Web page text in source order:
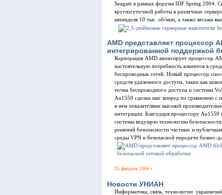
Seagate в рамках форума IDF Spring 2004.
круглосуточной работы в различных
шпинделя 10 тыс. об/мин, а также весьма
AMD представляет процессор
интегрированной поддержкой
Корпорация AMD анонсирует процессор
настоятельную потребность клиентов в
беспроводных сетей. Новый процессор
средств удаленного доступа, таких как
точки беспроводного доступа и системы
Au1550 сделан шаг вперед по сравнению
в нем показателями высокой
интеграции. Благодаря процессору Au1550
системы ведущую технологию
решений безопасности частных и
среды VPN и безопасной передачи бизнес-
25 февраля 2004 г
Новости УНИАН
Информатика, связь, технологии: